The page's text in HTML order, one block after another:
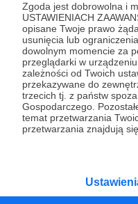
Zgoda jest dobrowolna i
USTAWIENIACH
opisane Twoje prawo
usunięcia lub
dowolnym momencie za
przeglądarki w
zależności od Twoich
przekazywane do
trzecich tj. z państw
Gospodarczego.
temat przetwarzania
przetwarzania znajdują
czas minął
Szkoła Letnia ks.
2024
6 620 złz 15 000 zł